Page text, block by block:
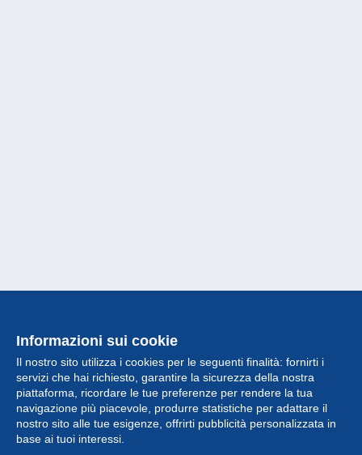
Informazioni sui cookie
Il nostro sito utilizza i cookies per le seguenti finalità: fornirti i
servizi che hai richiesto, garantire la sicurezza della nostra
piattaforma, ricordare le tue preferenze per rendere la tua
navigazione più piacevole, produrre statistiche per adattare il
nostro sito alle tue esigenze, offrirti pubblicità personalizzata in
base ai tuoi interessi.
Collezione